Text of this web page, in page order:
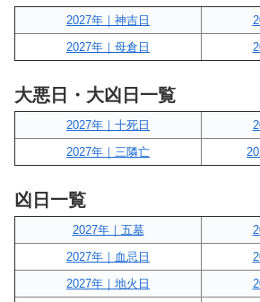
2027年｜神吉日
2027年｜母倉日
大悪日・大凶日一覧
2027年｜十死日
2027年｜三隣亡
凶日一覧
2027年｜五墓
2027年｜血忌日
2027年｜地火日